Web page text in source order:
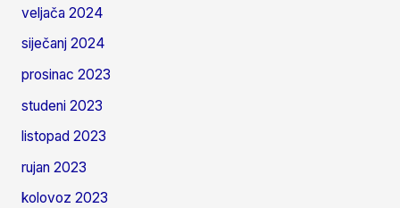
veljača 2024
siječanj 2024
prosinac 2023
studeni 2023
listopad 2023
rujan 2023
kolovoz 2023